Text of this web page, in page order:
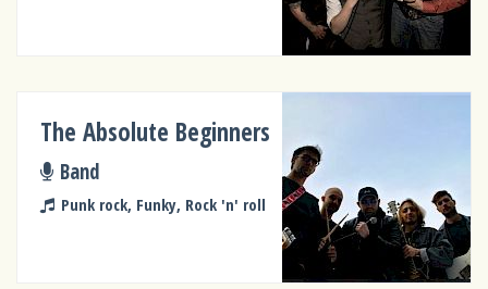
The Absolute Beginners
Band
Punk rock, Funky, Rock 'n' roll